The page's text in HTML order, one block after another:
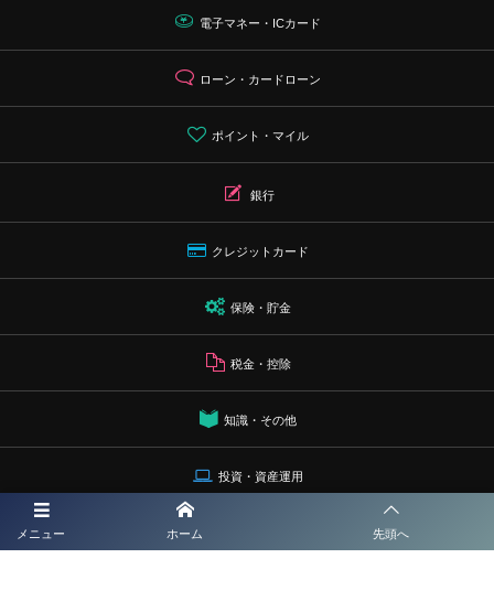
メニュー ホーム 先頭へ
電子マネー・ICカード
ローン・カードローン
ポイント・マイル
銀行
クレジットカード
保険・貯金
税金・控除
知識・その他
投資・資産運用
プライバシーポリシー